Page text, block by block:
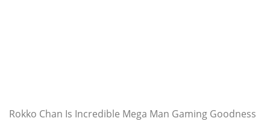
Rokko Chan Is Incredible Mega Man Gaming Goodness